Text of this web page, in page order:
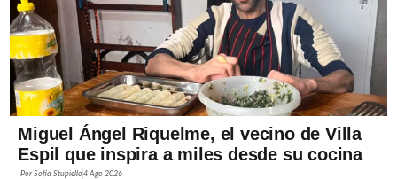
Miguel Ángel Riquelme, el vecino de Villa
Espil que inspira a miles desde su cocina
PorSofía Stupiello4 Ago 2026